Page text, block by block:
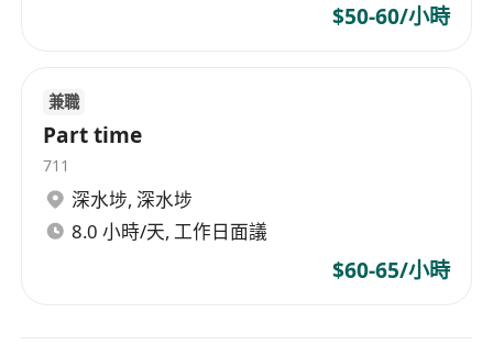
$50-60/小時
兼職
Part time
711
深水埗, 深水埗
8.0 小時/天, 工作日面議
$60-65/小時